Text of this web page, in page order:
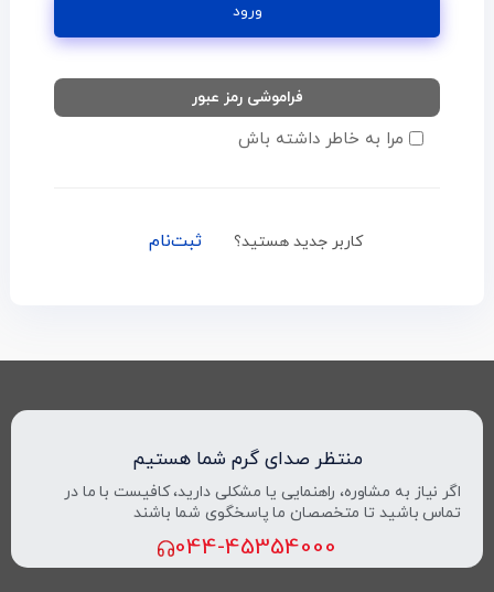
ورود
فراموشی رمز عبور
مرا به خاطر داشته باش
کاربر جدید هستید؟ ثبت‌نام
منتظر صدای گرم شما هستیم
اگر نیاز به مشاوره، راهنمایی یا مشکلی دارید، کافیست با ما در
تماس باشید تا متخصصان ما پاسخگوی شما باشند
044-45354000